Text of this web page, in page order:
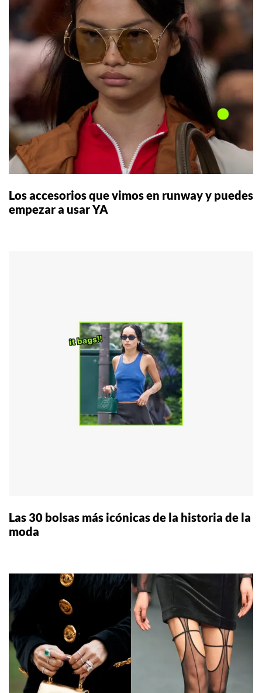
Los accesorios que vimos en runway y puedes
empezar a usar YA
Las 30 bolsas más icónicas de la historia de la
moda